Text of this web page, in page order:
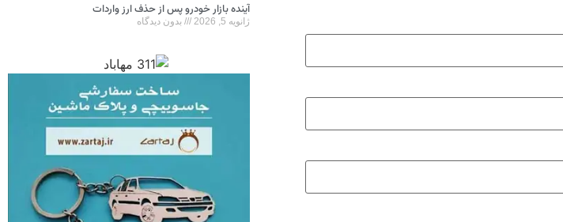
آینده بازار خودرو پس از حذف ارز واردات
ژانویه 5, 2026 بدون دیدگاه